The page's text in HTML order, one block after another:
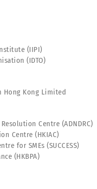
(IIPI)
(IDTO)
Kong Limited
Centre (ADNDRC)
Centre (HKIAC)
for SMEs (SUCCESS)
(HKBPA)